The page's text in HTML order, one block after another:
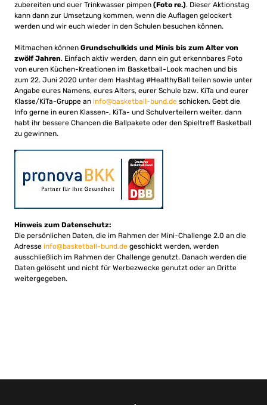
zubereiten und euer Trinkwasser pimpen (Foto re.). Dieser Aktionstag
kann dann zur Umsetzung kommen, wenn die Auflagen gelockert
werden und wir euch wieder in den Schulen besuchen können.
Mitmachen können Grundschulkids und Minis bis zum Alter von
zwölf Jahren. Einfach aktiv werden, dann ein gut erkennbares Foto
von euren Küchen-Kreationen im Basketball-Look machen und bis
zum 22. Juni 2020 unter dem Hashtag #HealthyBall teilen sowie unter
Angabe eures Namens, eures Alters, eurer Schule bzw. KiTa und eurer
Klasse/KiTa-Gruppe an info@basketball-bund.de schicken. Gebt die
Info gerne in euren Klassen-, KiTa- und Schulverteilern weiter, dann
habt ihr bessere Chancen die Ballpakete oder den Spieltreff Basketball
zu gewinnen.
Hinweis zum Datenschutz:
Die persönlichen Daten, die im Rahmen der Mini-Challenge 2.0 an die
Adresse info@basketball-bund.de geschickt werden, werden
ausschließlich im Rahmen der Challenge genutzt. Danach werden die
Daten gelöscht und nicht für Werbezwecke genutzt oder an Dritte
weitergegeben.